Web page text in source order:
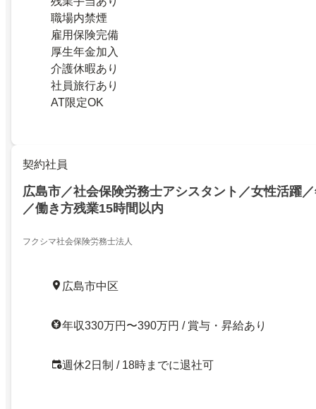
職場内禁煙
雇用保険完備
厚生年金加入
介護休暇あり
社員旅行あり
AT限定OK
契約社員
広島市／社会保険労務士アシスタント／女性活躍
／働き方残業15時間以内
フクシマ社会保険労務士法人
広島市中区
年収330万円〜390万円 / 賞与・昇給あり
週休2日制 / 18時までに退社可